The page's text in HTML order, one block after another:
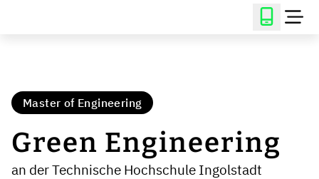
Master of Engineering
Green Engineering
an der Technische Hochschule Ingolstadt